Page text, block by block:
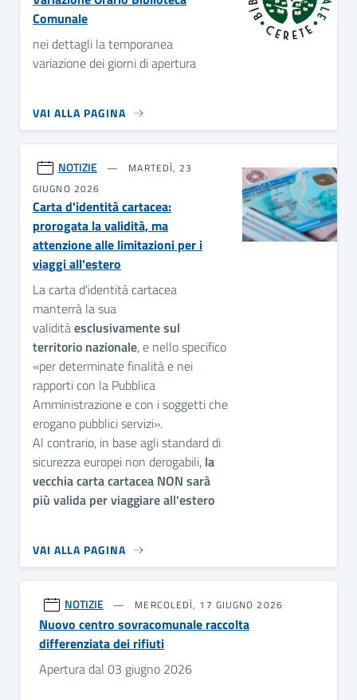
Comunale
nei dettagli la temporanea
variazione dei giorni di apertura
VAI ALLA PAGINA
NOTIZIE
MARTEDÌ, 23
GIUGNO 2026
Carta d'identità cartacea:
prorogata la validità, ma
attenzione alle limitazioni per i
viaggi all'estero
La carta d'identità cartacea
manterrà la sua
validitàesclusivamente sul
territorio nazionale, e nello specifico
«per determinate finalità e nei
rapporti con la Pubblica
Amministrazione e con i soggetti che
erogano pubblici servizi».
Al contrario, in base agli standard di
sicurezza europei non derogabili, la
vecchia carta cartacea NON sarà
più valida per viaggiare all'estero
VAI ALLA PAGINA
NOTIZIE MERCOLEDÌ, 17 GIUGNO 2026
Nuovo centro sovracomunale raccolta
differenziata dei rifiuti
Apertura dal 03 giugno 2026